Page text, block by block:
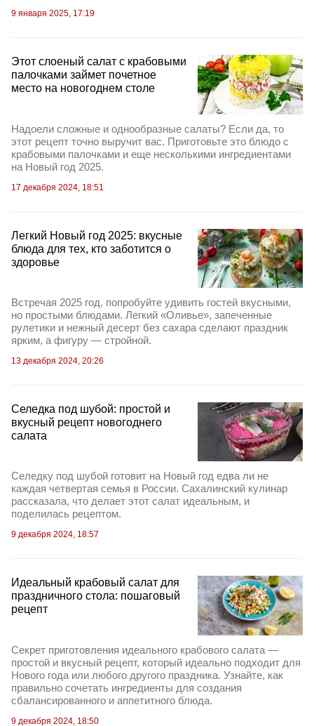
9 января 2025, 17:19
Этот слоеный салат с крабовыми
палочками займет почетное
место на новогоднем столе
Надоели сложные и однообразные салаты? Если да, то
этот рецепт точно выручит вас. Приготовьте это блюдо с
крабовыми палочками и еще несколькими ингредиентами
на Новый год 2025.
17 декабря 2024, 18:51
Легкий Новый год 2025: вкусные
блюда для тех, кто заботится о
здоровье
Встречая 2025 год, попробуйте удивить гостей вкусными,
но простыми блюдами. Легкий «Оливье», запеченные
рулетики и нежный десерт без сахара сделают праздник
ярким, а фигуру — стройной.
13 декабря 2024, 20:26
Селедка под шубой: простой и
вкусный рецепт новогоднего
салата
Селедку под шубой готовит на Новый год едва ли не
каждая четвертая семья в России. Сахалинский кулинар
рассказала, что делает этот салат идеальным, и
поделилась рецептом.
9 декабря 2024, 18:57
Идеальный крабовый салат для
праздничного стола: пошаговый
рецепт
Секрет приготовления идеального крабового салата —
простой и вкусный рецепт, который идеально подходит для
Нового года или любого другого праздника. Узнайте, как
правильно сочетать ингредиенты для создания
сбалансированного и аппетитного блюда.
9 декабря 2024, 18:50